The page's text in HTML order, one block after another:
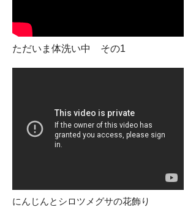
ただいま体洗い中 その1
にんじんとシロツメグサの花飾り